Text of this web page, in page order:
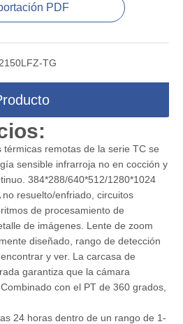
PDF
TG
remotas de la serie TC se
sensible infrarroja no en cocción y
384*288/640*512/1280*1024
resuelto/enfriado, circuitos
de procesamiento de
de imágenes. Lente de zoom
diseñado, rango de detección
y ver. La carcasa de
garantiza que la cámara
con el PT de 360 ​​grados,
24 horas dentro de un rango de 1-